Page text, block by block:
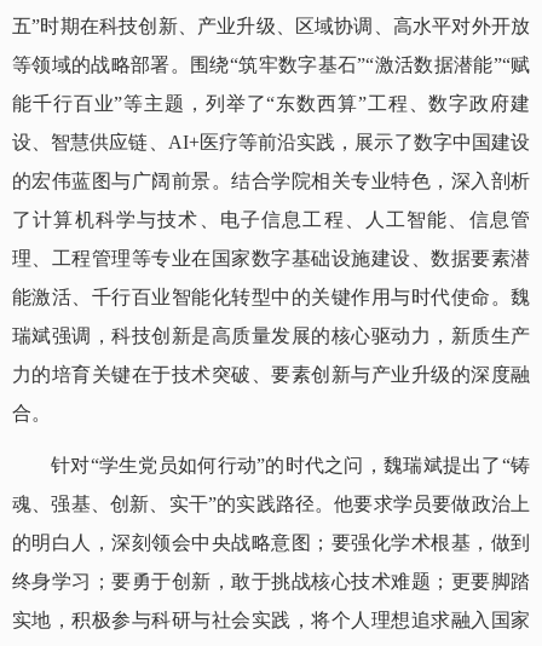
五”时期在科技创新、产业升级、区域协调、高水平对外开放
等领域的战略部署。围绕“筑牢数字基石”“激活数据潜能”“赋
能千行百业”等主题，列举了“东数西算”工程、数字政府建
设、智慧供应链、AI+医疗等前沿实践，展示了数字中国建设
的宏伟蓝图与广阔前景。结合学院相关专业特色，深入剖析
了计算机科学与技术、电子信息工程、人工智能、信息管
理、工程管理等专业在国家数字基础设施建设、数据要素潜
能激活、千行百业智能化转型中的关键作用与时代使命。魏
瑞斌强调，科技创新是高质量发展的核心驱动力，新质生产
力的培育关键在于技术突破、要素创新与产业升级的深度融
合。
针对“学生党员如何行动”的时代之问，魏瑞斌提出了“铸
魂、强基、创新、实干”的实践路径。他要求学员要做政治上
的明白人，深刻领会中央战略意图；要强化学术根基，做到
终身学习；要勇于创新，敢于挑战核心技术难题；更要脚踏
实地，积极参与科研与社会实践，将个人理想追求融入国家